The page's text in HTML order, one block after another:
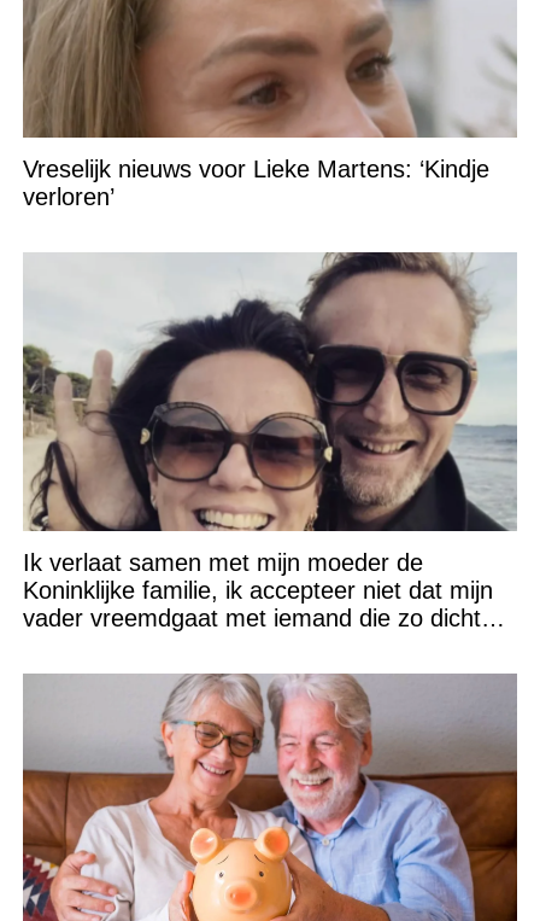
Vreselijk nieuws voor Lieke Martens: ‘Kindje
verloren’
Ik verlaat samen met mijn moeder de
Koninklijke familie, ik accepteer niet dat mijn
vader vreemdgaat met iemand die zo dichtbij